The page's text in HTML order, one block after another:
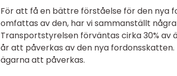
För att få en bättre förståelse för den nya
omfattas av den, har vi sammanställt
Transportstyrelsen förväntas cirka 30% av
år att påverkas av den nya
ägarna att påverkas.